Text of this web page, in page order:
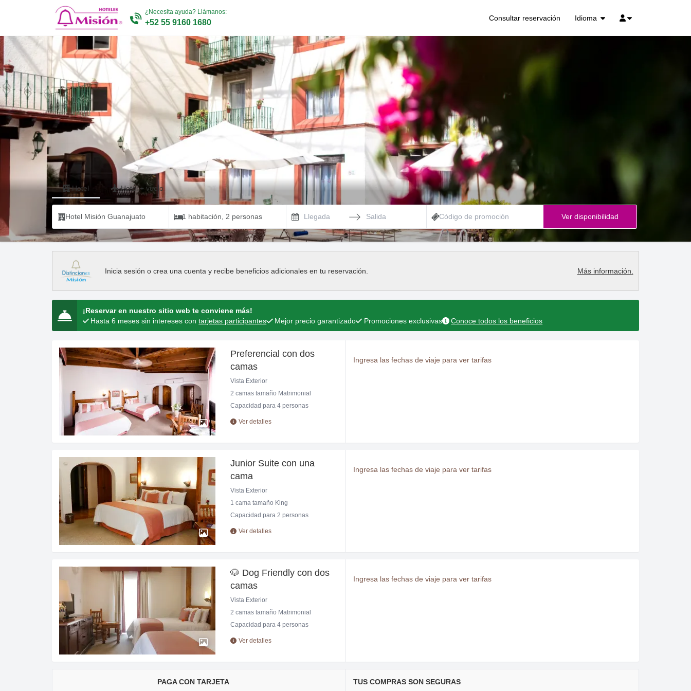
¿Necesita ayuda? Llámanos:
+52 55 9160 1680 Consultar reservación Idioma
Hotel Hotel+ vuelo
Hotel Misión Guanajuato
1 habitación, 2 personas
Press the down arrow key to interact with the calendar and select a date. Press the question mark key to get the
Press the down arrow key to interact with the calendar and select a date. Press the question mark
Ver disponibilidad
Inicia sesión o crea una cuenta y recibe beneficios adicionales en tu reservación. Más información
¡Reservar en nuestro sitio web te conviene más!
Hasta 6 meses sin intereses contarjetas participantes Mejor precio garantizado Promociones exclusivas Conoce todos los beneficios
Preferencial con dos
camas
Vista Exterior
2 camas tamaño Matrimonial
Capacidad para 4 personas
Ver detalles
Ingresa las fechas de viaje para ver tarifas
Junior Suite con una
cama
Vista Exterior
1 cama tamaño King
Capacidad para 2 personas
Ver detalles
Ingresa las fechas de viaje para ver tarifas
🐶 Dog Friendly con dos
camas
Vista Exterior
2 camas tamaño Matrimonial
Capacidad para 4 personas
Ver detalles
Ingresa las fechas de viaje para ver tarifas
PAGA CON TARJETA TUS COMPRAS SON SEGURAS